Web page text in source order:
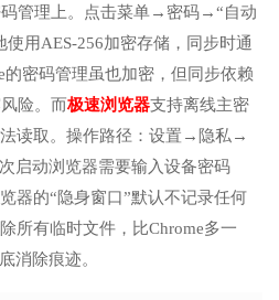
管理上。点击菜单→密码→“自动
用AES-256加密存储，同步时通
密码管理虽也加密，但同步依赖
险。而极速浏览器支持离线主密
读取。操作路径：设置→隐私→
启动浏览器需要输入设备密码
器的“隐身窗口”默认不记录任何
所有临时文件，比Chrome多一
消除痕迹。